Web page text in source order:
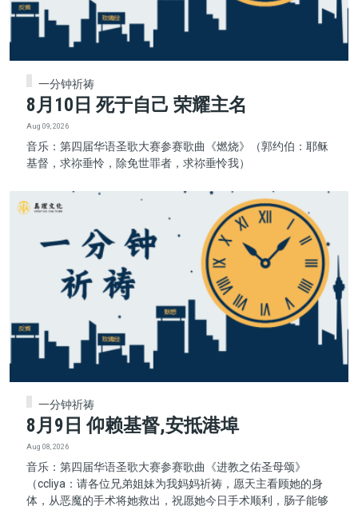
一分钟祈祷
8月10日 死于自己 荣耀主名
Aug 09, 2026
音乐：第四届华语圣歌大赛参赛歌曲《燃烧》（郭约伯：耶稣
基督，求祢垂怜，除免世罪者，求祢垂怜我）
一分钟祈祷
8月9日 仰赖基督,安抵港埠
Aug 08, 2026
音乐：第四届华语圣歌大赛参赛歌曲《进教之佑圣母颂》
（ccliya：请各位兄弟姐妹为我妈妈祈祷，愿天主看顾她的身
体，从恶魔的手术将她救出，祝愿她今日手术顺利，肠子能够